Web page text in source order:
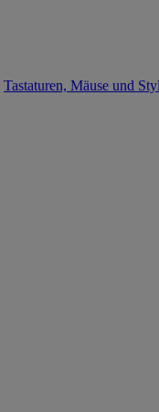
Tastaturen, Mäuse und